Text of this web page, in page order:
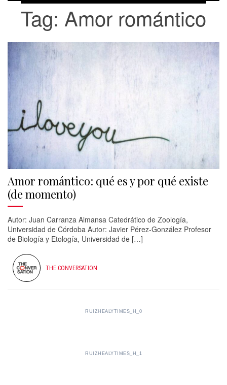
Tag: Amor romántico
Amor romántico: qué es y por qué existe
(de momento)
Autor: Juan Carranza Almansa Catedrático de Zoología,
Universidad de Córdoba Autor: Javier Pérez-González Profesor
de Biología y Etología, Universidad de […]
THE CONVERSATION
RUIZHEALYTIMES_H_0
RUIZHEALYTIMES_H_1